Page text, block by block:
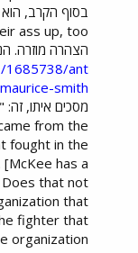
הצהרה מוזרה.
1685738/ant
smith
from the
fought in the
has a
Does that not
that
fighter that
organization?"